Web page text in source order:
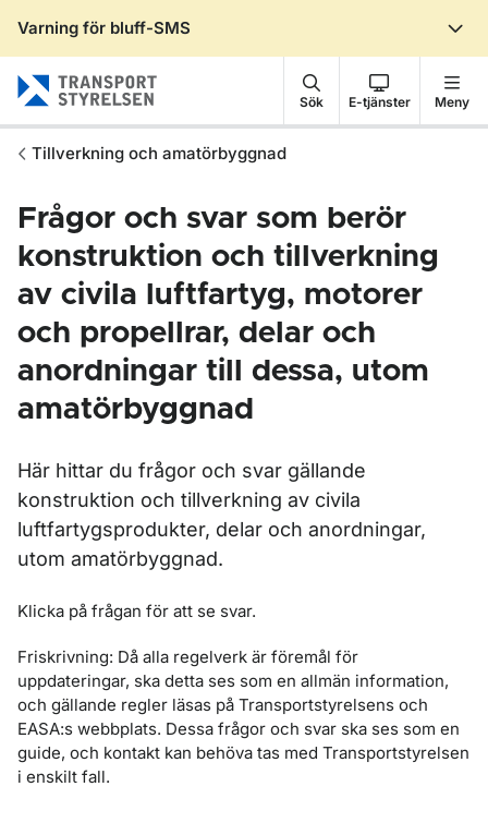
Varning för bluff-SMS
Sök E-tjänster Meny
Tillverkning och amatörbyggnad
Frågor och svar som berör
konstruktion och tillverkning
av civila luftfartyg, motorer
och propellrar, delar och
anordningar till dessa, utom
amatörbyggnad
Här hittar du frågor och svar gällande
konstruktion och tillverkning av civila
luftfartygsprodukter, delar och anordningar,
utom amatörbyggnad.
Klicka på frågan för att se svar.
Friskrivning: Då alla regelverk är föremål för
uppdateringar, ska detta ses som en allmän information,
och gällande regler läsas på Transportstyrelsens och
EASA:s webbplats. Dessa frågor och svar ska ses som en
guide, och kontakt kan behöva tas med Transportstyrelsen
i enskilt fall.